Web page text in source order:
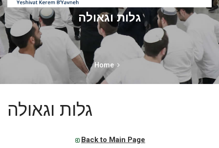
גלות וגאולה
Home
גלות וגאולה
Back to Main Page